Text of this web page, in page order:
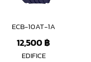
ECB-10AT-1A
12,500฿
EDIFICE